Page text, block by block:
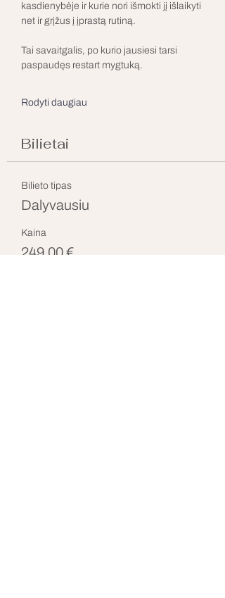
kasdienybėje ir kurie nori išmokti jį išlaikyti
net ir grįžus į įprastą rutiną.
Tai savaitgalis, po kurio jausiesi tarsi
paspaudęs restart mygtuką.
Rodyti daugiau
Bilietai
Bilieto tipas
Dalyvausiu
Kaina
249,00 €